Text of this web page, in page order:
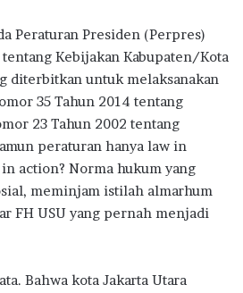
Peraturan Presiden (Perpres)
Kebijakan Kabupaten/Kota
diterbitkan untuk melaksanakan
35 Tahun 2014 tentang
23 Tahun 2002 tentang
peraturan hanya law in
action? Norma hukum yang
meminjam istilah almarhum
FH USU yang pernah menjadi
Bahwa kota Jakarta Utara